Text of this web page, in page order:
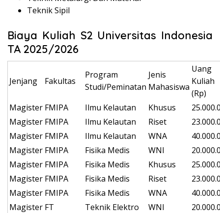
Teknik Sipil
Biaya Kuliah S2 Universitas Indonesia
TA 2025/2026
Jenjang Fakultas
Program
Studi/Peminatan
Jenis
Mahasiswa
Uang
Kuliah
(Rp)
Magister FMIPA Ilmu Kelautan Khusus
Magister FMIPA Ilmu Kelautan Riset
Magister FMIPA Ilmu Kelautan WNA
Magister FMIPA Fisika Medis WNI
Magister FMIPA Fisika Medis Khusus
Magister FMIPA Fisika Medis Riset
Magister FMIPA Fisika Medis WNA
Magister FT Teknik Elektro WNI